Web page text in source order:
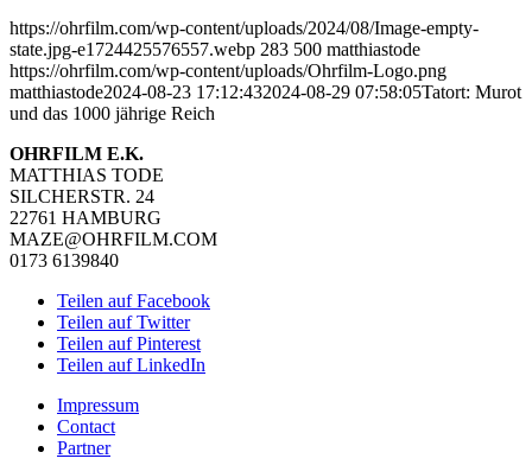
https://ohrfilm.com/wp-content/uploads/2024/08/Image-empty-
state.jpg-e1724425576557.webp 283 500 matthiastode
https://ohrfilm.com/wp-content/uploads/Ohrfilm-Logo.png
matthiastode2024-08-23 17:12:432024-08-29 07:58:05Tatort: Murot
und das 1000 jährige Reich
OHRFILM E.K.
MATTHIAS TODE
SILCHERSTR. 24
22761 HAMBURG
MAZE@OHRFILM.COM
0173 6139840
Teilen auf Facebook
Teilen auf Twitter
Teilen auf Pinterest
Teilen auf LinkedIn
Impressum
Contact
Partner